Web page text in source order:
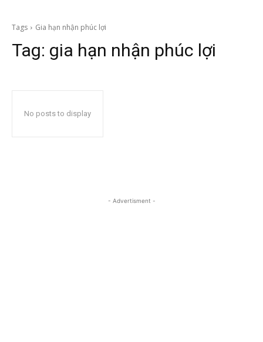
Tags Gia hạn nhận phúc lợi
Tag: gia hạn nhận phúc lợi
No posts to display
- Advertisment -